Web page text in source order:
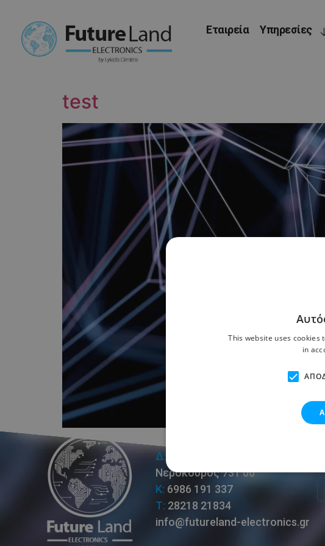
Εταιρεία Υπηρεσίες
test
Δ:
Νεροκούρος 731 00
Κ: 6986 191 337
Τ: 28218 21834
info@futureland-electronics.gr
This website uses cookies
in